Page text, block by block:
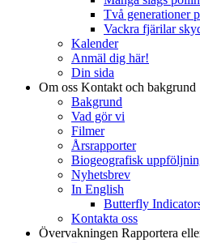
Två generationer
Vackra fjärilar
Kalender
Anmäl dig här!
Din sida
Om oss Kontakt och bakgrund
Bakgrund
Vad gör vi
Filmer
Årsrapporter
Biogeografisk
Nyhetsbrev
In English
Butterfly
Kontakta oss
Övervakningen Rapportera